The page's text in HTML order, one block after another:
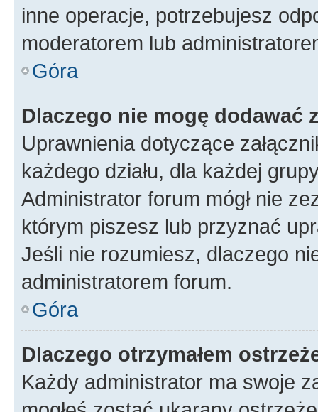
inne operacje, potrzebujesz
moderatorem lub
Góra
Dlaczego nie mogę dodawać
Uprawnienia dotyczące
każdego działu, dla każdej
Administrator forum mógł nie
którym piszesz lub przyznać
Jeśli nie rozumiesz, dlaczego
administratorem forum.
Góra
Dlaczego otrzymałem
Każdy administrator ma swoje